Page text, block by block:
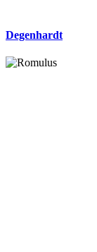
Degenhardt